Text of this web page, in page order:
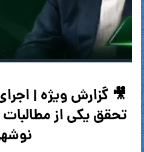
🎥 گزارش ویژه |
تحقق یکی از